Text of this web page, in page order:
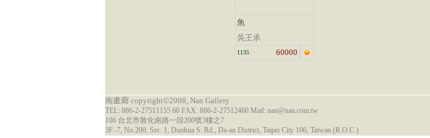
魚
吳王承
1135 60000
南畫廊 copyright©2008, Nan Gallery
TEL: 886-2-27511155 60 FAX: 886-2-27512460 Mail: nan@nan.com.tw
106 台北市敦化南路一段200號3樓之7
3F.-7, No.200, Sec. 1, Dunhua S. Rd., Da-an District, Taipei City 106, Taiwan (R.O.C.)